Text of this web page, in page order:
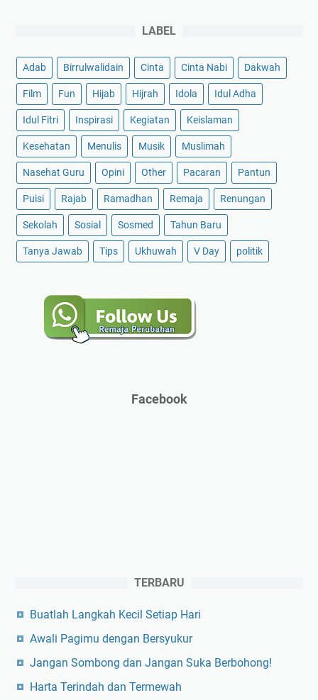
LABEL
Adab Birrulwalidain Cinta Cinta Nabi Dakwah
Film Fun Hijab Hijrah Idola Idul Adha
Idul Fitri Inspirasi Kegiatan Keislaman
Kesehatan Menulis Musik Muslimah
Nasehat Guru Opini Other Pacaran Pantun
Puisi Rajab Ramadhan Remaja Renungan
Sekolah Sosial Sosmed Tahun Baru
Tanya Jawab Tips Ukhuwah V Day politik
Facebook
TERBARU
Buatlah Langkah Kecil Setiap Hari
Awali Pagimu dengan Bersyukur
Jangan Sombong dan Jangan Suka Berbohong!
Harta Terindah dan Termewah